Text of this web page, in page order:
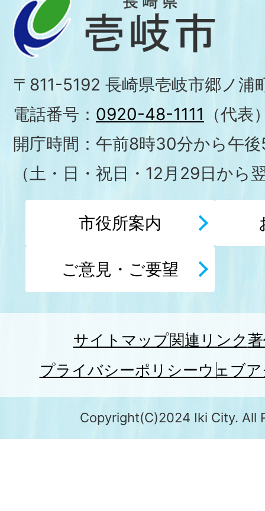
〒811-5192 長崎県壱岐市郷ノ浦
電話番号： 0920-48-1111 （代表
開庁時間：午前8時30分から午
（土・日・祝日・12月29日から
市役所案内
ご意見・ご要望
サイトマップ関連リンク
プライバシーポリシーウェブ
Copyright(C)2024 Iki City. All